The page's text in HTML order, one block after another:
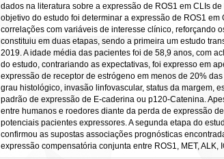
dados na literatura sobre a expressão de ROS1 em CLIs
objetivo do estudo foi determinar a expressão de ROS1
correlações com variáveis de interesse clínico, reforçando
constituiu em duas etapas, sendo a primeira um estudo
2019. A idade média das pacientes foi de 58,9 anos, com
do estudo, contrariando as expectativas, foi expresso em
expressão de receptor de estrógeno em menos de 20%
grau histológico, invasão linfovascular, status da margem,
padrão de expressão de E-caderina ou p120-Catenina.
entre humanos e roedores diante da perda de expressão
potenciais pacientes expressores. A segunda etapa do
confirmou as supostas associações prognósticas
expressão compensatória conjunta entre ROS1, MET,